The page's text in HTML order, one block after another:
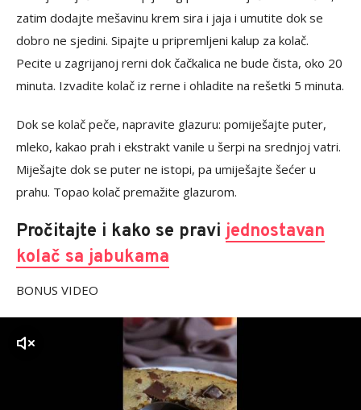
zatim dodajte mešavinu krem sira i jaja i umutite dok se
dobro ne sjedini. Sipajte u pripremljeni kalup za kolač.
Pecite u zagrijanoj rerni dok čačkalica ne bude čista, oko 20
minuta. Izvadite kolač iz rerne i ohladite na rešetki 5 minuta.
Dok se kolač peče, napravite glazuru: pomiješajte puter,
mleko, kakao prah i ekstrakt vanile u šerpi na srednjoj vatri.
Miješajte dok se puter ne istopi, pa umiješajte šećer u
prahu. Topao kolač premažite glazurom.
Pročitajte i kako se pravi jednostavan
kolač sa jabukama
BONUS VIDEO